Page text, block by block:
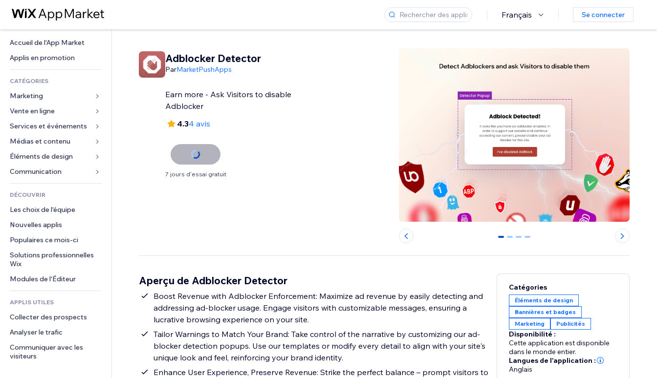
Français Se connecter
Accueil de l'App Market
Applis en promotion
CATÉGORIES
Marketing
Publicités
Mobile
Données analytiques
Réseaux sociaux
Classement de sites
E-mail
Vente en ligne
Applis pour les boutiques
Expédition et livraison
Boutons Vente
Comptabilité
Coupons et fidélisation
Solutions d'entreposage
Financement participatif
Alimentation et boissons
Services et événements
Hôtels
Événements
Restaurants
Immobilier
Réservations
Médias et contenu
Galerie
Musique
Podcasts
Photographie
Vidéo
PDF
Partage de fichiers
Actualités
Services de contenu
Effets de texte
Éléments de design
Cartes et navigation
Confidentialité
Horloge
Modèles de pages
Effets sur images
Boutons et menus
Bannières et badges
Calculateurs
Rechercher
Formulaires
Sondages
Chat
Commentaires
Téléphone
Communauté
Avis et commentaires
DÉCOUVRIR
Les choix de l'équipe
Nouvelles applis
Populaires ce mois‑ci
Solutions professionnelles
Wix
Modules de l'Éditeur
APPLIS UTILES
Collecter des prospects
Analyser le trafic
Communiquer avec les
visiteurs
Adblocker Detector
ParMarketPushApps
Earn more - Ask Visitors to disable
Adblocker
4.34 avis
7 jours d'essai gratuit
0 1 2 3
Aperçu de Adblocker Detector
Boost Revenue with Adblocker Enforcement: Maximize ad revenue by easily detecting and
addressing ad-blocker usage. Engage visitors with customizable messages, ensuring a
lucrative browsing experience on your site.
Tailor Warnings to Match Your Brand: Take control of the narrative by customizing our ad-
blocker detection popups. Use our templates or modify every detail to align with your site's
unique look and feel, reinforcing your brand identity.
Enhance User Experience, Preserve Revenue: Strike the perfect balance – prompt visitors to
Catégories
Éléments de design
Bannières et badges
Marketing
Publicités
Disponibilité :
Cette application est disponible
dans le monde entier.
Langues de l'application :
Anglais